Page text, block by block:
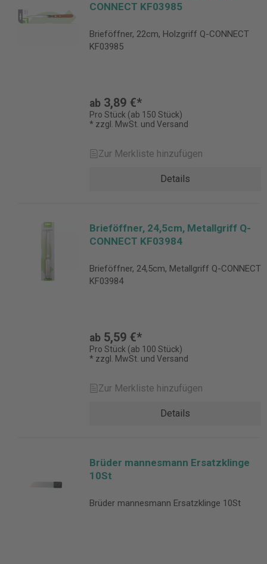
CONNECT KF03985
Brieföffner, 22cm, Holzgriff Q-CONNECT
KF03985
ab 3,89 €*
Pro Stück (ab 150 Stück)
* zzgl. MwSt. und Versand
Zur Merkliste hinzufügen
Details
Brieföffner, 24,5cm, Metallgriff Q-
CONNECT KF03984
Brieföffner, 24,5cm, Metallgriff Q-CONNECT
KF03984
ab 5,59 €*
Pro Stück (ab 100 Stück)
* zzgl. MwSt. und Versand
Zur Merkliste hinzufügen
Details
Brüder mannesmann Ersatzklinge
10St
Brüder mannesmann Ersatzklinge 10St